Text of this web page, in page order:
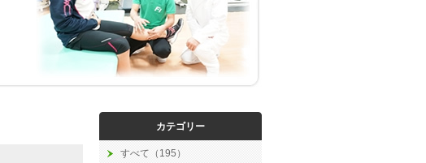
カテゴリー
すべて（195）